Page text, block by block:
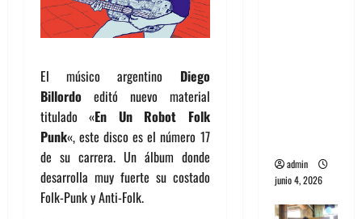
El músico argentino Diego
Billordo editó nuevo material
titulado «En Un Robot Folk
Punk«, este disco es el número 17
de su carrera. Un álbum donde
desarrolla muy fuerte su costado
Folk-Punk y Anti-Folk.
admin
junio 4, 2026